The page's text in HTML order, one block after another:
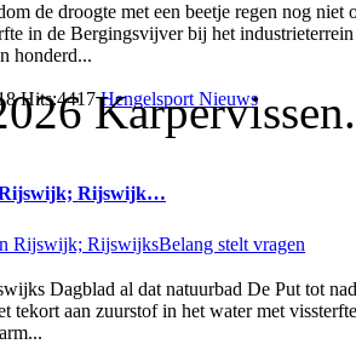
de droogte met een beetje regen nog niet
in de Bergingsvijver bij het
honderd...
Hits:4417Hengelsport Nieuws
Rijswijk; Rijswijk…
Dagblad al dat natuurbad De Put tot
tekort aan zuurstof in het water met